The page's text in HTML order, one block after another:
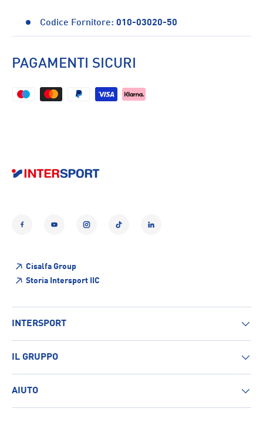
Codice Fornitore: 010-03020-50
PAGAMENTI SICURI
YouTubeInstagramTikTok LinkedIn
Cisalfa Group
Storia Intersport IIC
INTERSPORT
IL GRUPPO
AIUTO